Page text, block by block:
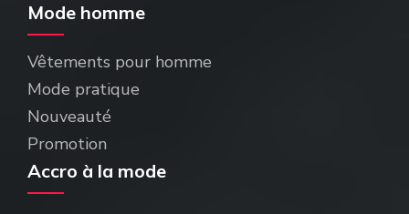
Mode homme
Vêtements pour homme
Mode pratique
Nouveauté
Promotion
Accro à la mode